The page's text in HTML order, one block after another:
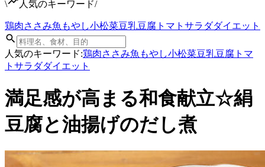
\ 人気のキーワード/
鶏肉ささみ魚 もやし小松菜豆乳豆腐 トマト サラダダイエット
人気のキーワード:鶏肉ささみ魚 もやし小松菜豆乳豆腐 トマ
ト サラダダイエット
満足感が高まる和食献立☆絹
豆腐と油揚げのだし煮